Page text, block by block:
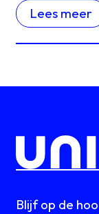
Lees meer
Blijf op de